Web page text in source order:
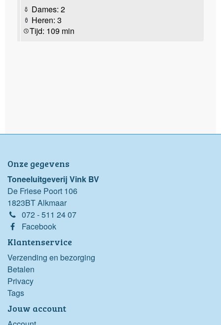
Dames: 2
Heren: 3
Tijd: 109 min
Onze gegevens
Toneeluitgeverij Vink BV
De Friese Poort 106
1823BT Alkmaar
072 - 511 24 07
Facebook
Klantenservice
Verzending en bezorging
Betalen
Privacy
Tags
Jouw account